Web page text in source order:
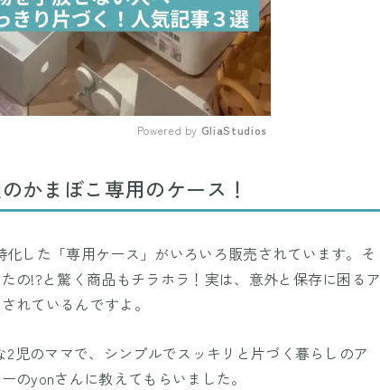
Mute
Powered by GliaStudios
かまぼこ専用のケース！
化した「専用ケース」がいろいろ販売されています。そ
の!?と驚く商品もチラホラ！実は、意外と保存に困るア
れているんですよ。
児のママで、シンプルでスッキリと片づく暮らしのア
のyonさんに教えてもらいました。